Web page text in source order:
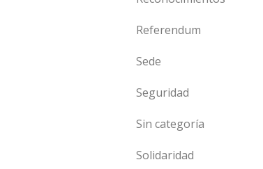
Referendum
Sede
Seguridad
Sin categoría
Solidaridad